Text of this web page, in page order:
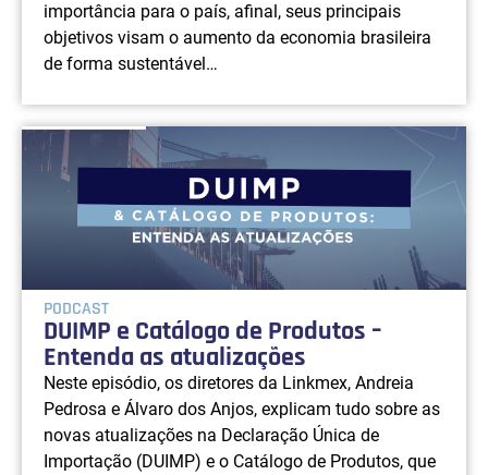
importância para o país, afinal, seus principais
objetivos visam o aumento da economia brasileira
de forma sustentável…
PODCAST
DUIMP e Catálogo de Produtos –
Entenda as atualizações
Neste episódio, os diretores da Linkmex, Andreia
Pedrosa e Álvaro dos Anjos, explicam tudo sobre as
novas atualizações na Declaração Única de
Importação (DUIMP) e o Catálogo de Produtos, que